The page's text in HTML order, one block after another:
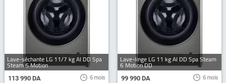
Lave-séchante LG 11/7 kg AI DD Spa
Steam 6 Motion
113 990 DA 6 mois
Lave-linge LG 11 kg AI DD Spa Steam
6 Motion DD
99 990 DA 6 mois